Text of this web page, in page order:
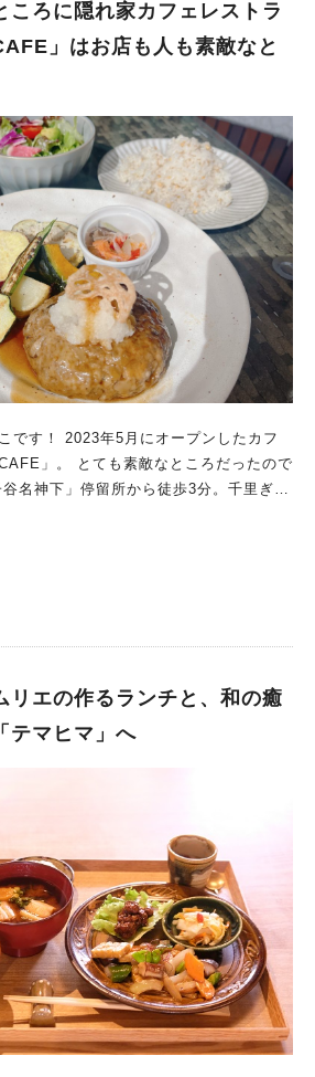
ころに隠れ家カフェレストラ
」はお店も人も素敵なと
ープンしたカフ
ところだったので
ニューは、2か月ごとに変更になるそう
ろんな種類のドリンクが楽しめました！
テイクアウトできる紅茶ムレスナティー
いました。 様々なフレーバー
にも良さそうです。 京田辺から吹田へ
話を伺いました。 約11年間、京
ており、今年2023年5月に地元の吹田市
もら
って、テーブルの大きさや間隔を考えて
皆さん楽しいひと時を過ごされているよ
リエの作るランチと、和の癒
テマヒマ」へ